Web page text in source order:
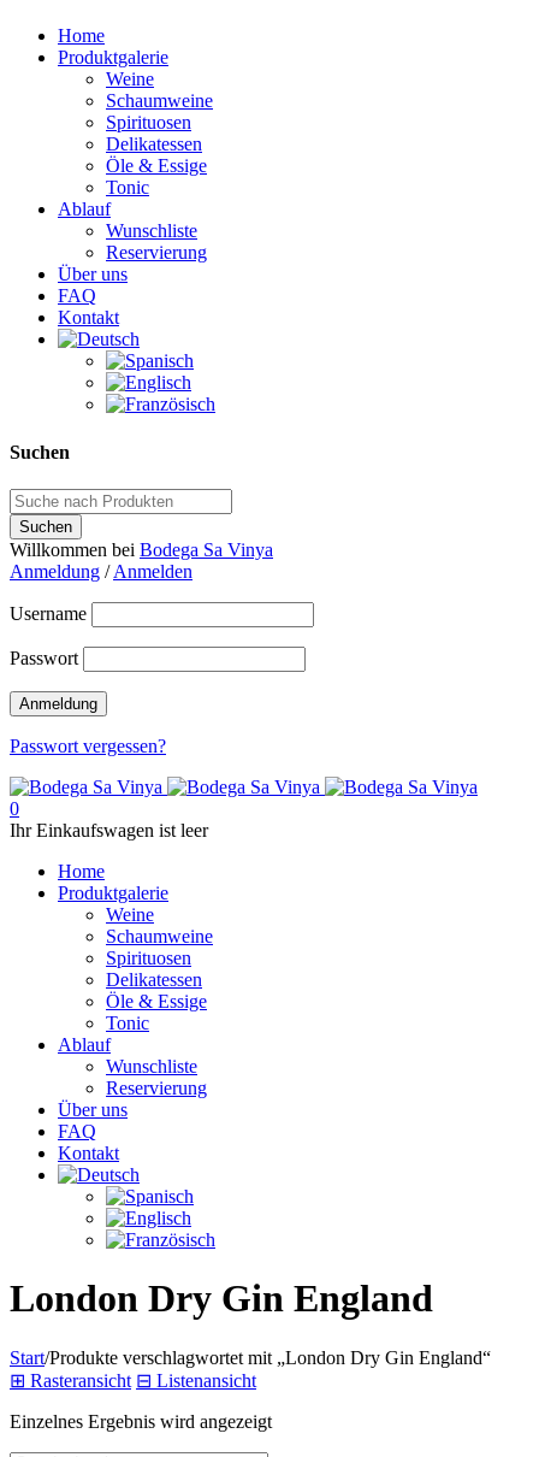
Home
Produktgalerie
Weine
Schaumweine
Spirituosen
Delikatessen
Öle & Essige
Tonic
Ablauf
Wunschliste
Reservierung
Über uns
FAQ
Kontakt
Suchen
Willkommen bei Bodega Sa Vinya
Anmeldung /Anmelden
Username
Passwort
Passwort vergessen?
0
Ihr Einkaufswagen ist leer
Home
Produktgalerie
Weine
Schaumweine
Spirituosen
Delikatessen
Öle & Essige
Tonic
Ablauf
Wunschliste
Reservierung
Über uns
FAQ
Kontakt
London Dry Gin England
Start/Produkte verschlagwortet mit „London Dry Gin England“
⊞ Rasteransicht ⊟ Listenansicht
Einzelnes Ergebnis wird angezeigt